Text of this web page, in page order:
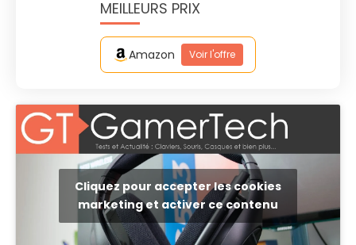
MEILLEURS PRIX
Amazon Voir l'offre
Cliquez pour accepter les cookies
marketing et activer ce contenu